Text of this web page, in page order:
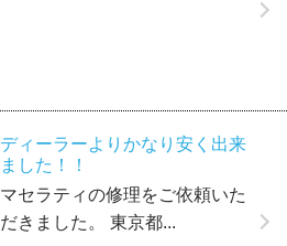
ディーラーよりかなり安く出来
ました！！
マセラティの修理をご依頼いた
だきました。 東京都...